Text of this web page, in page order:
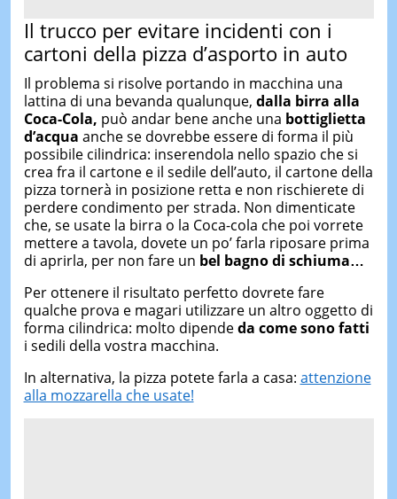
Il trucco per evitare incidenti con i
cartoni della pizza d’asporto in auto
Il problema si risolve portando in macchina una
lattina di una bevanda qualunque, dalla birra alla
Coca-Cola, può andar bene anche una bottiglietta
d’acqua anche se dovrebbe essere di forma il più
possibile cilindrica: inserendola nello spazio che si
crea fra il cartone e il sedile dell’auto, il cartone della
pizza tornerà in posizione retta e non rischierete di
perdere condimento per strada. Non dimenticate
che, se usate la birra o la Coca-cola che poi vorrete
mettere a tavola, dovete un po’ farla riposare prima
di aprirla, per non fare un bel bagno di schiuma…
Per ottenere il risultato perfetto dovrete fare
qualche prova e magari utilizzare un altro oggetto di
forma cilindrica: molto dipendeda come sono fatti
i sedili della vostra macchina.
In alternativa, la pizza potete farla a casa: attenzione
alla mozzarella che usate!